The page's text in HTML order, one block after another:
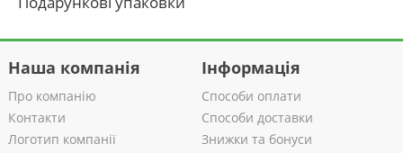
Наша компанія
Про компанію
Контакти
Логотип компанії
Інформація
Способи оплати
Способи доставки
Знижки та бонуси